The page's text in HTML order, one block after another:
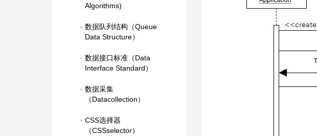
Algorithms)
数据队列结构（Queue
Data Structure）
数据接口标准（Data
Interface Standard）
数据采集
（Datacollection）
CSS选择器
（CSSselector）